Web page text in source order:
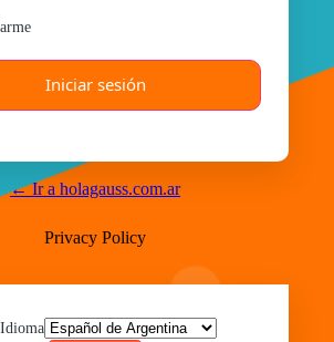
← Ir a holagauss.com.ar
Privacy Policy
Idioma